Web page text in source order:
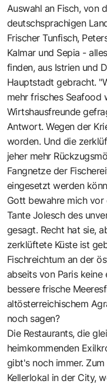
Auswahl an Fisch, von
deutschsprachigen
Frischer Tunfisch,
Kalmar und Sepia -
finden, aus Istrien und
Hauptstadt gebracht.
mehr frisches Seafood
Wirtshausfreunde
Antwort. Wegen der
worden. Und die
jeher mehr
Fangnetze der
eingesetzt werden
Gott bewahre mich vor
Tante Jolesch des
gesagt. Recht hat sie,
zerklüftete Küste ist
Fischreichtum an der
abseits von Paris
bessere frische
altösterreichischem
noch sagen?
Die Restaurants, die
heimkommenden
gibt's noch immer. Zum
Kellerlokal in der City,